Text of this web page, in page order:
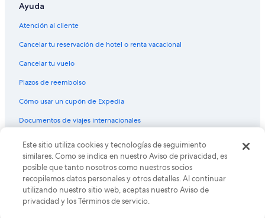
Hoteles cerca de Parque Civic Center
Hoteles cerca de Big Sweep
Hoteles en Lincoln Park
Hoteles cerca de Estadio Broncos Stadium at Mile High
Hoteles con spa en Auraria
Hoteles en Sun Valley
Ayuda
Atención al cliente
Cancelar tu reservación de hotel o renta vacacional
Cancelar tu vuelo
Plazos de reembolso
Cómo usar un cupón de Expedia
Documentos de viajes internacionales
© 2026 Expedia, Inc., una empresa de Expedia Group. Todos los
derechos reservados. Expedia y el logo de Expedia son marcas
registradas o marcas comerciales de Expedia, Inc. CST# 2029030-50.
Este sitio utiliza cookies y tecnologías de seguimiento
similares. Como se indica en nuestro Aviso de privacidad, es
posible que tanto nosotros como nuestros socios
recopilemos datos personales y otros detalles. Al continuar
utilizando nuestro sitio web, aceptas nuestro Aviso de
privacidad y los Términos de servicio.